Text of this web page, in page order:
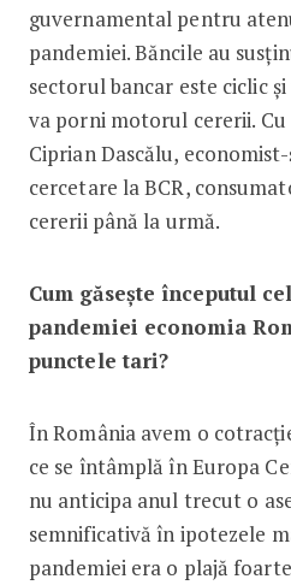
guvernamental pentru
pandemiei. Băncile au
sectorul bancar este ciclic
va porni motorul cererii.
Ciprian Dascălu,
cercetare la BCR,
cererii până la urmă.
Cum găsește începutul
pandemiei economia
punctele tari?
În România avem o
ce se întâmplă în Europa
nu anticipa anul trecut o
semnificativă în ipotezele
pandemiei era o plajă